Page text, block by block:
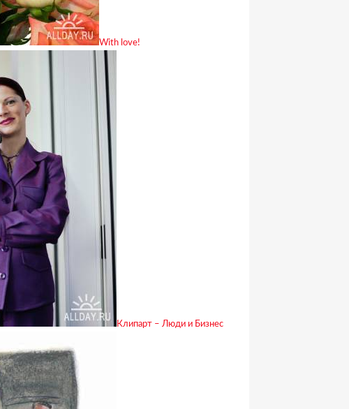
With love!
Клипарт – Люди и Бизнес